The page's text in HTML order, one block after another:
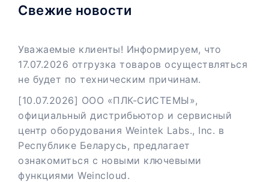
Свежие новости
Уважаемые клиенты! Информируем, что
17.07.2026 отгрузка товаров осуществляться
не будет по техническим причинам.
[10.07.2026] ООО «ПЛК-СИСТЕМЫ»,
официальный дистрибьютор и сервисный
центр оборудования Weintek Labs., Inc. в
Республике Беларусь, предлагает
ознакомиться с новыми ключевыми
функциями Weincloud.